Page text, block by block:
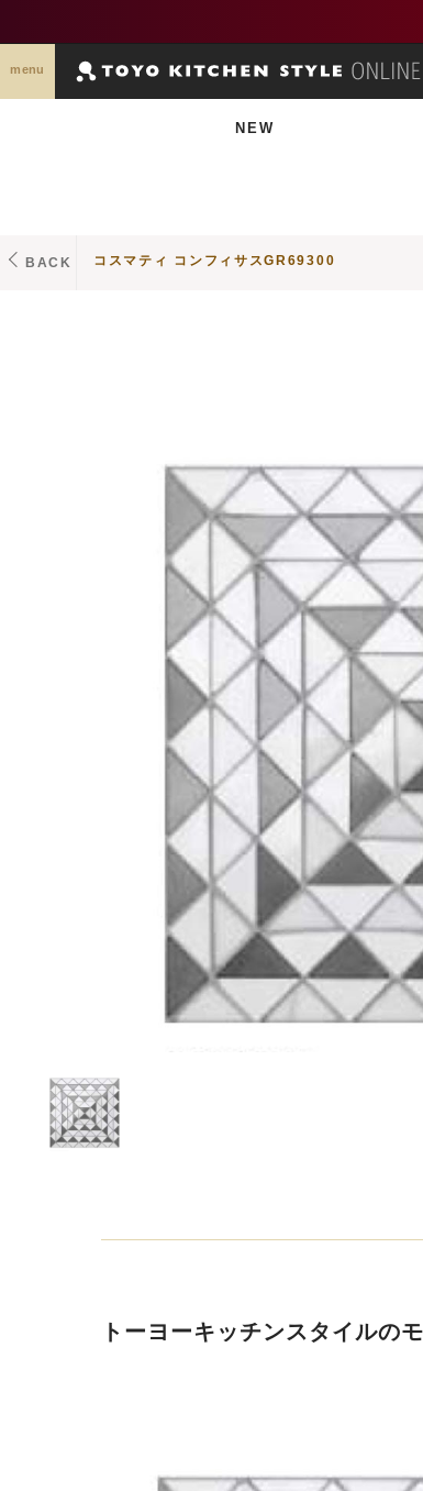
menu
NEW
BACK コスマティ コンフィサスGR69300
トーヨーキッチンスタイルの